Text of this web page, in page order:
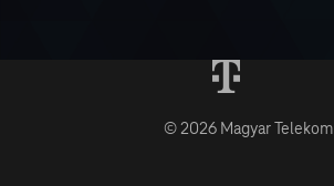
© 2026 Magyar Telekom